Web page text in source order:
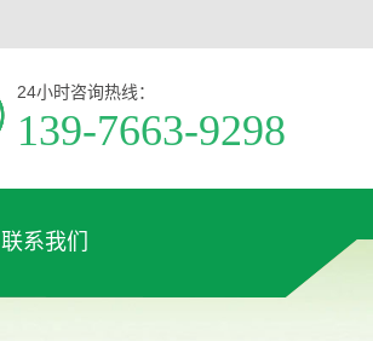
24小时咨询热线：
139-7663-9298
联系我们